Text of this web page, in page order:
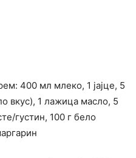
400 мл млеко, 1 јајце, 5
вкус), 1 лажица масло, 5
густин, 100 г бело